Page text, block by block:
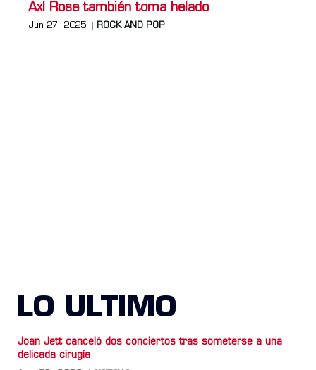
Axl Rose también toma helado
Jun 27, 2025 ROCK AND POP
LO ULTIMO
Joan Jett canceló dos conciertos tras someterse a una
delicada cirugía